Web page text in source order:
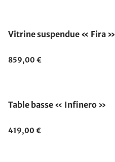
Vitrine suspendue « Fira »
859,00 €
Table basse « Infinero »
419,00 €